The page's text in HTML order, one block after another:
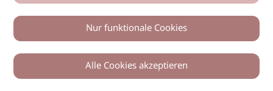
ORT
Stuttgart
HAIR’N’MORE Stuttgart Vaihingen
POSITION
Top-Stylist*in
PENSUM:
Vollzeit
Nur funktionale Cookies
Alle Cookies akzeptieren